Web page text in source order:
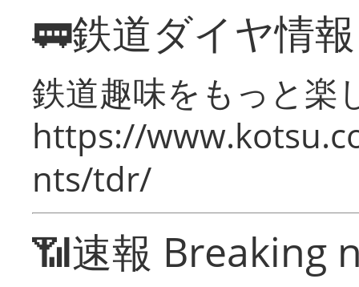
🚃鉄道ダイヤ情
鉄道趣味をもっと楽
https://
nts/tdr/
📶速報 Breaking